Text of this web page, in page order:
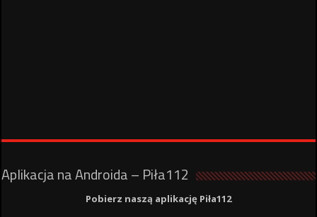
Aplikacja na Androida – Piła112
Pobierz naszą aplikację Piła112